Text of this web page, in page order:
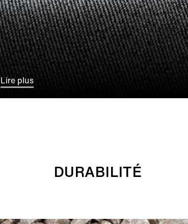
Lire plus
DURABILITÉ